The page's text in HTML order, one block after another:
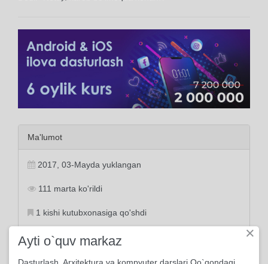
Ma'lumot
2017, 03-Mayda yuklangan
111 marta ko'rildi
1 kishi kutubxonasiga qo'shdi
Behzod Muhammadkarimov o'qidi ×
Ayti o`quv markaz
Dasturlash, Arxitektura va kompyuter darslari Qo`qondagi